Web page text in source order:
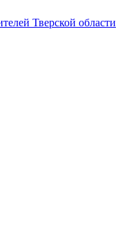
Тверской области